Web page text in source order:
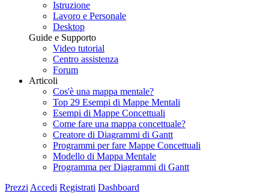
Istruzione
Lavoro e Personale
Desktop
Guide e Supporto
Video tutorial
Centro assistenza
Forum
Articoli
Cos'è una mappa mentale?
Top 29 Esempi di Mappe Mentali
Esempi di Mappe Concettuali
Come fare una mappa concettuale?
Creatore di Diagrammi di Gantt
Programmi per fare Mappe Concettuali
Modello di Mappa Mentale
Programma per Diagrammi di Gantt
Prezzi Accedi Registrati Dashboard